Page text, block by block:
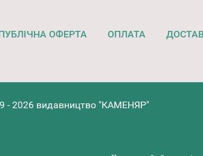
ОФЕРТА ОПЛАТА
- 2026 видавництво "КАМЕНЯР"